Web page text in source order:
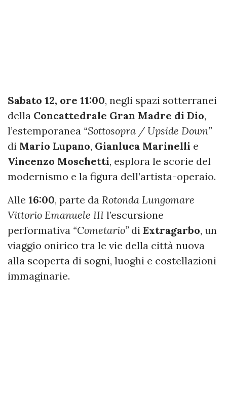
Sabato 12, ore 11:00, negli spazi sotterranei
della Concattedrale Gran Madre di Dio,
l’estemporanea “Sottosopra / Upside Down”
di Mario Lupano, Gianluca Marinelli e
Vincenzo Moschetti, esplora le scorie del
modernismo e la figura dell’artista-operaio.
Alle 16:00, parte da Rotonda Lungomare
Vittorio Emanuele III l’escursione
performativa “Cometario” di Extragarbo, un
viaggio onirico tra le vie della città nuova
alla scoperta di sogni, luoghi e costellazioni
immaginarie.